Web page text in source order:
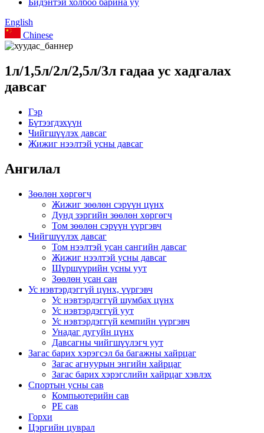
Бидэнтэй холбоо барина уу
English
Chinese
1л/1,5л/2л/2,5л/3л гадаа ус хадгалах
давсаг
Гэр
Бүтээгдэхүүн
Чийгшүүлэх давсаг
Жижиг нээлтэй усны давсаг
Ангилал
Зөөлөн хөргөгч
Жижиг зөөлөн сэрүүн цүнх
Дунд зэргийн зөөлөн хөргөгч
Том зөөлөн сэрүүн үүргэвч
Чийгшүүлэх давсаг
Том нээлтэй усан сангийн давсаг
Жижиг нээлтэй усны давсаг
Шүршүүрийн усны уут
Зөөлөн усан сан
Ус нэвтэрдэггүй цүнх, үүргэвч
Ус нэвтэрдэггүй шумбах цүнх
Ус нэвтэрдэггүй уут
Ус нэвтэрдэггүй кемпийн үүргэвч
Унадаг дугуйн цүнх
Давсагны чийгшүүлэгч уут
Загас барих хэрэгсэл ба багажны хайрцаг
Загас агнуурын энгийн хайрцаг
Загас барих хэрэгслийн хайрцаг хэвлэх
Спортын усны сав
Компьютерийн сав
PE сав
Горхи
Цэргийн цуврал